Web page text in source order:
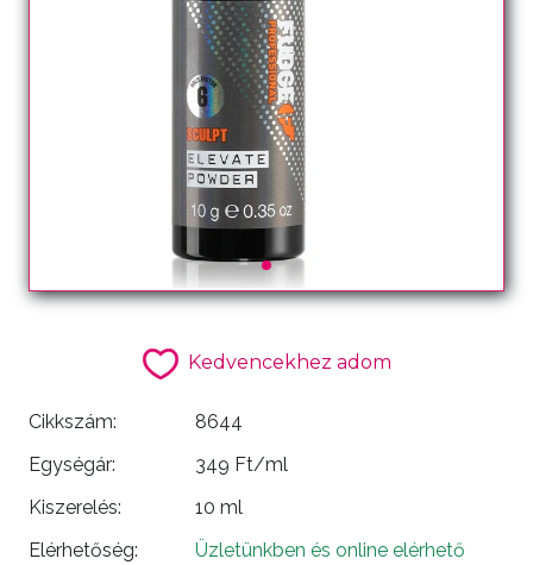
Kedvencekhez adom
Cikkszám:
8644
Egységár:
349 Ft/ml
Kiszerelés:
10 ml
Elérhetőség:
Üzletünkben és online elérhető